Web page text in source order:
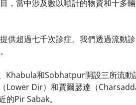
，當中涉及數以噸計的物資和十多輛
供超過七千次診症。我們透過流動
Khabula和Sobhatpur開設三所流動
Lower Dir）和賈爾瑟達（
Pir Sabak。